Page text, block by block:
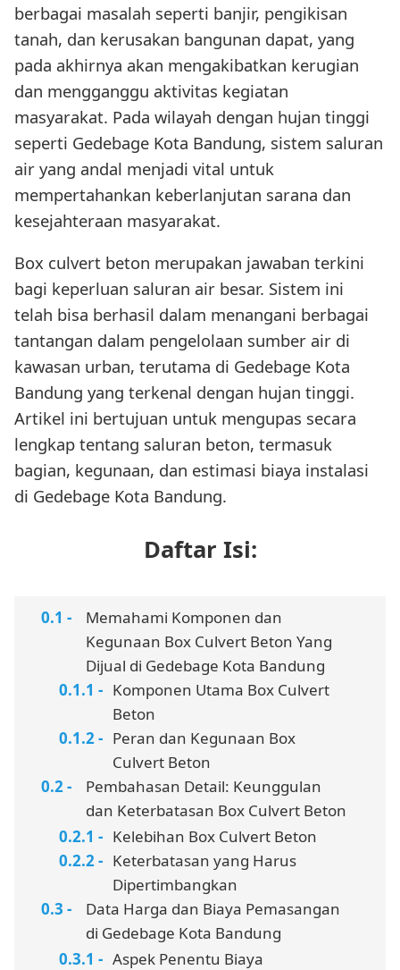
berbagai masalah seperti banjir, pengikisan
tanah, dan kerusakan bangunan dapat, yang
pada akhirnya akan mengakibatkan kerugian
dan mengganggu aktivitas kegiatan
masyarakat. Pada wilayah dengan hujan tinggi
seperti Gedebage Kota Bandung, sistem saluran
air yang andal menjadi vital untuk
mempertahankan keberlanjutan sarana dan
kesejahteraan masyarakat.
Box culvert beton merupakan jawaban terkini
bagi keperluan saluran air besar. Sistem ini
telah bisa berhasil dalam menangani berbagai
tantangan dalam pengelolaan sumber air di
kawasan urban, terutama di Gedebage Kota
Bandung yang terkenal dengan hujan tinggi.
Artikel ini bertujuan untuk mengupas secara
lengkap tentang saluran beton, termasuk
bagian, kegunaan, dan estimasi biaya instalasi
di Gedebage Kota Bandung.
Daftar Isi:
Memahami Komponen dan
Kegunaan Box Culvert Beton Yang
Dijual di Gedebage Kota Bandung
Komponen Utama Box Culvert
Beton
Peran dan Kegunaan Box
Culvert Beton
Pembahasan Detail: Keunggulan
dan Keterbatasan Box Culvert Beton
Kelebihan Box Culvert Beton
Keterbatasan yang Harus
Dipertimbangkan
Data Harga dan Biaya Pemasangan
di Gedebage Kota Bandung
Aspek Penentu Biaya